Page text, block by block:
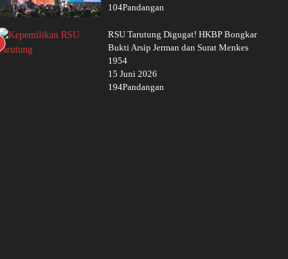
104Pandangan
RSU Tarutung Digugat! HKBP Bongkar
Bukti Arsip Jerman dan Surat Menkes
1954
15 Juni 2026
194Pandangan